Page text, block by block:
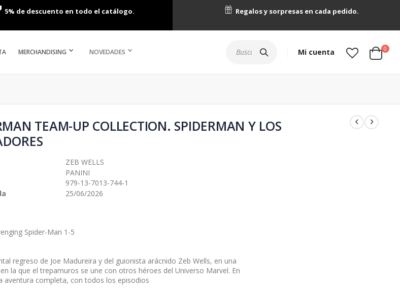
5% de descuento en todo el catálogo. Regalos y sorpresas en cada pedido.
MERCHANDISING NOVEDADES Mi cuenta Cart
0
TEAM-UP COLLECTION. SPIDERMAN Y LOS
ZEB WELLS
PANINI
979-13-7013-744-1
25/06/2026
Spider-Man 1-5
regreso de Joe Madureira y del guionista arácnido Zeb Wells, en una
la que el trepamuros se une con otros héroes del Universo Marvel. En
aventura completa, con todos los episodios